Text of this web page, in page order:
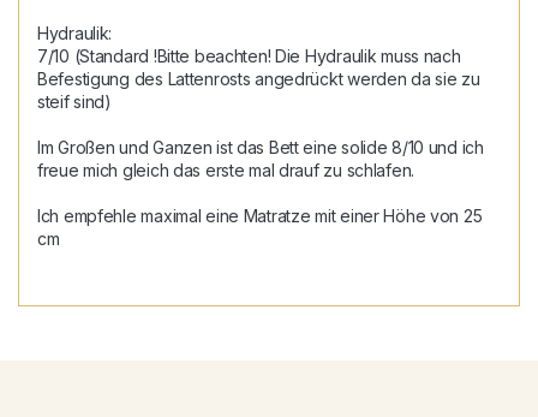
Hydraulik:
7/10 (Standard !Bitte beachten! Die Hydraulik muss nach
Befestigung des Lattenrosts angedrückt werden da sie zu
steif sind)
Im Großen und Ganzen ist das Bett eine solide 8/10 und ich
freue mich gleich das erste mal drauf zu schlafen.
Ich empfehle maximal eine Matratze mit einer Höhe von 25
cm